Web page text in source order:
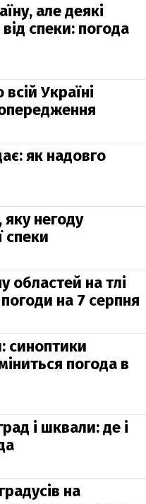
але деякі
спеки: погода
Україні
як надовго
яку негоду
спеки
областей на тлі
на 7 серпня
синоптики
погода в
і шквали: де і
на